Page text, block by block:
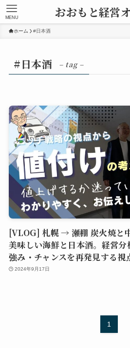
おおもと経営
MENU
ホーム #日本酒
#日本酒 – tag –
[VLOG] 札幌 → 瀬棚 炭火焼と
美味しい海鮮と日本酒。経営
強み・チャンスを再発見する視
2024年9月17日
1